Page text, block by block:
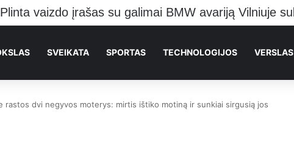
Stano pranešė kraupią žinią Vilniečiams
SVEIKATA SPORTAS TECHNOLOGIJOS VERSLAS
rastos dvi negyvos moterys: mirtis ištiko motiną ir sunkiai sirgusią jos